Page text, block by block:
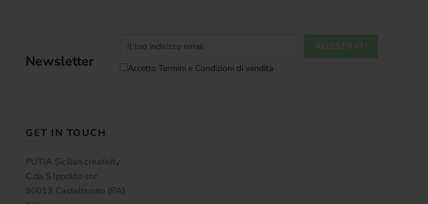
Newsletter Accetto Termini e Condizioni di vendita
GET IN TOUCH
PUTIA Sicilian creativity
C.da S.Ippolito snc
90013 Castelbuono (PA)